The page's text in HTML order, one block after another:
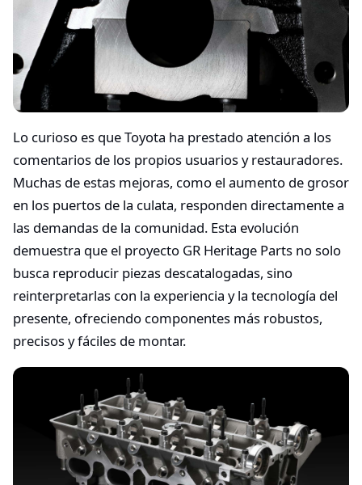
Lo curioso es que Toyota ha prestado atención a los
comentarios de los propios usuarios y restauradores.
Muchas de estas mejoras, como el aumento de grosor
en los puertos de la culata, responden directamente a
las demandas de la comunidad. Esta evolución
demuestra que el proyecto GR Heritage Parts no solo
busca reproducir piezas descatalogadas, sino
reinterpretarlas con la experiencia y la tecnología del
presente, ofreciendo componentes más robustos,
precisos y fáciles de montar.